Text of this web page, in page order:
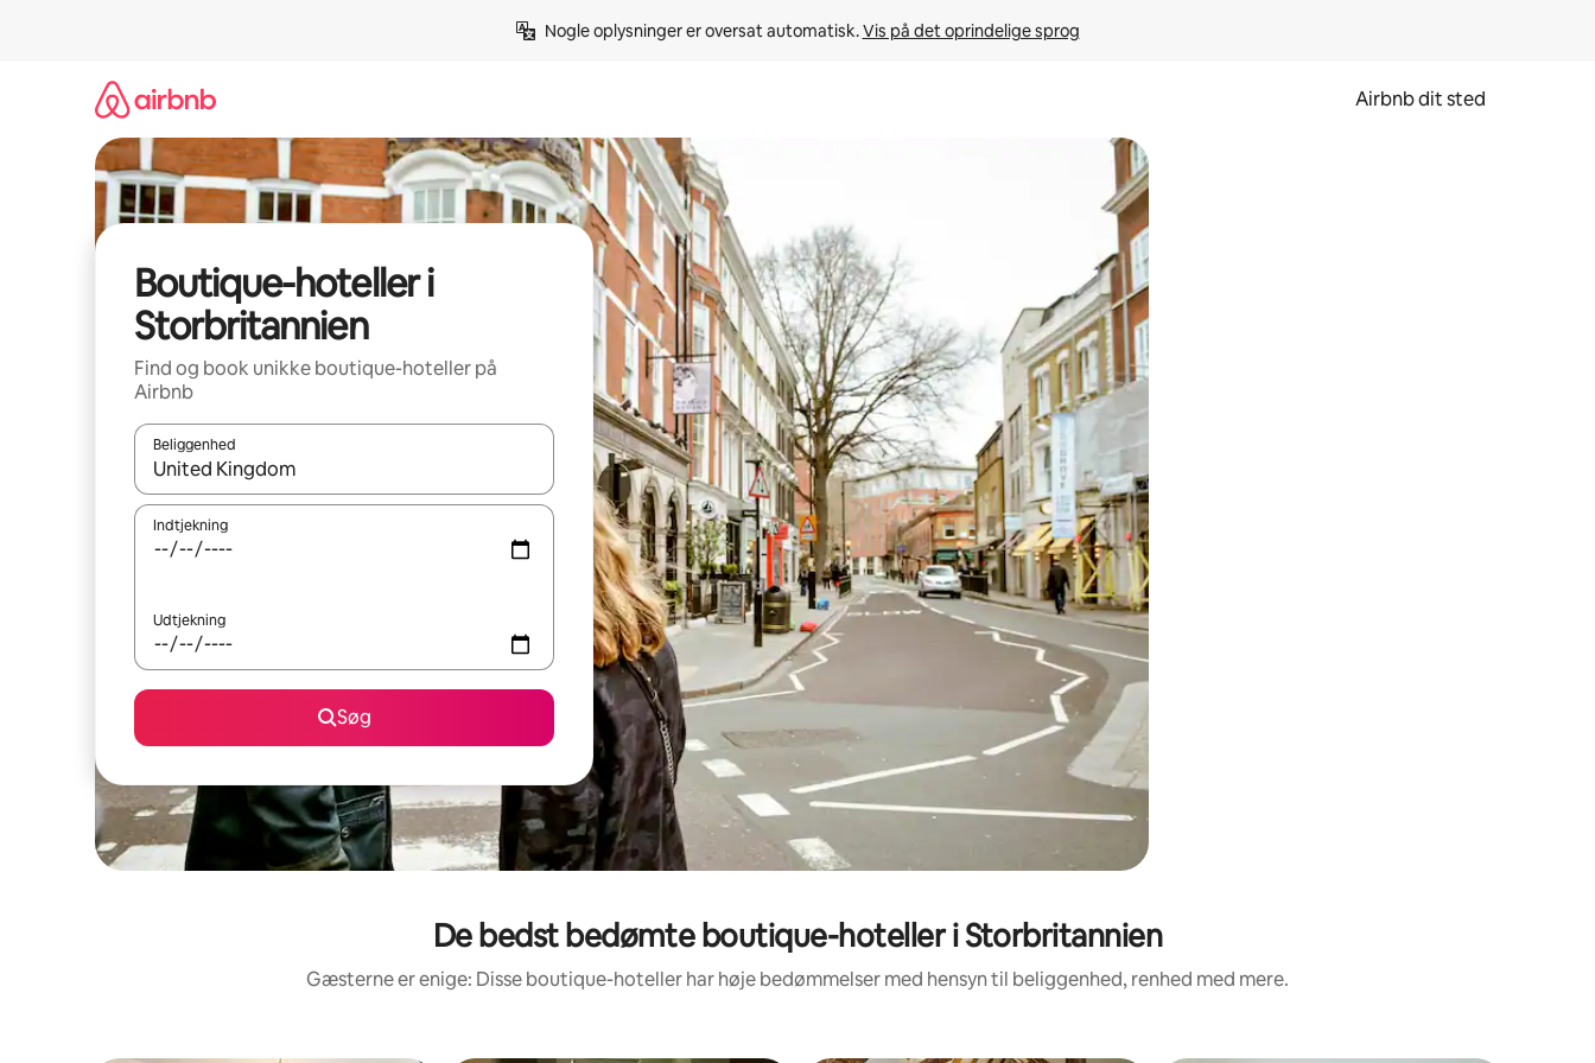
Nogle oplysninger er oversat automatisk. Vis på det oprindelige sprog
Airbnb dit sted
Boutique-hoteller i
Storbritannien
Find og book unikke boutique-hoteller på
Airbnb
Beliggenhed
Når resultaterne er tilgængelige, skal du navigere med piletasterne op og ned eller se mere ved at trykke eller stryge.
Indtjekning
Udtjekning
Søg
De bedst bedømte boutique-hoteller i Storbritannien
Gæsterne er enige: Disse boutique-hoteller har høje bedømmelser med hensyn til beliggenhed, renhed med mere.